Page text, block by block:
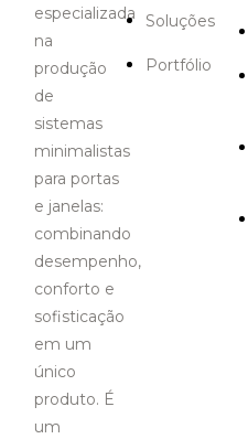
especializada
na
produção
de
sistemas
minimalistas
para portas
e janelas:
combinando
desempenho,
conforto e
sofisticação
em um
único
produto. É
um
Soluções
Portfólio